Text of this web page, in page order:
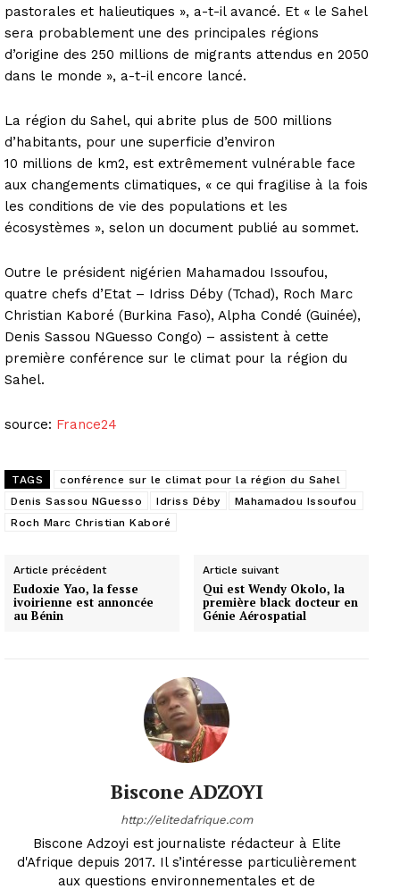
pastorales et halieutiques », a-t-il avancé. Et « le Sahel
sera probablement une des principales régions
d’origine des 250 millions de migrants attendus en 2050
dans le monde », a-t-il encore lancé.
La région du Sahel, qui abrite plus de 500 millions
d’habitants, pour une superficie d’environ
10 millions de km2, est extrêmement vulnérable face
aux changements climatiques, « ce qui fragilise à la fois
les conditions de vie des populations et les
écosystèmes », selon un document publié au sommet.
Outre le président nigérien Mahamadou Issoufou,
quatre chefs d’Etat – Idriss Déby (Tchad), Roch Marc
Christian Kaboré (Burkina Faso), Alpha Condé (Guinée),
Denis Sassou NGuesso Congo) – assistent à cette
première conférence sur le climat pour la région du
Sahel.
source: France24
TAGS
conférence sur le climat pour la région du Sahel
Denis Sassou NGuesso
Idriss Déby
Mahamadou Issoufou
Roch Marc Christian Kaboré
Article précédent
Eudoxie Yao, la fesse
ivoirienne est annoncée
au Bénin
Article suivant
Qui est Wendy Okolo, la
première black docteur en
Génie Aérospatial
Biscone ADZOYI
http://elitedafrique.com
Biscone Adzoyi est journaliste rédacteur à Elite
d'Afrique depuis 2017. Il s’intéresse particulièrement
aux questions environnementales et de